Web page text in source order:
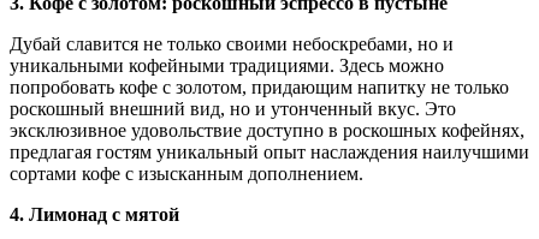
Дубай славится не только своими небоскребами, но и
уникальными кофейными традициями. Здесь можно
попробовать кофе с золотом, придающим напитку не только
роскошный внешний вид, но и утонченный вкус. Это
эксклюзивное удовольствие доступно в роскошных кофейнях,
предлагая гостям уникальный опыт наслаждения наилучшими
сортами кофе с изысканным дополнением.
4. Лимонад с мятой